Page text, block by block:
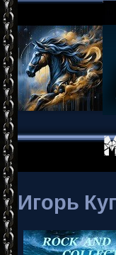
Игорь